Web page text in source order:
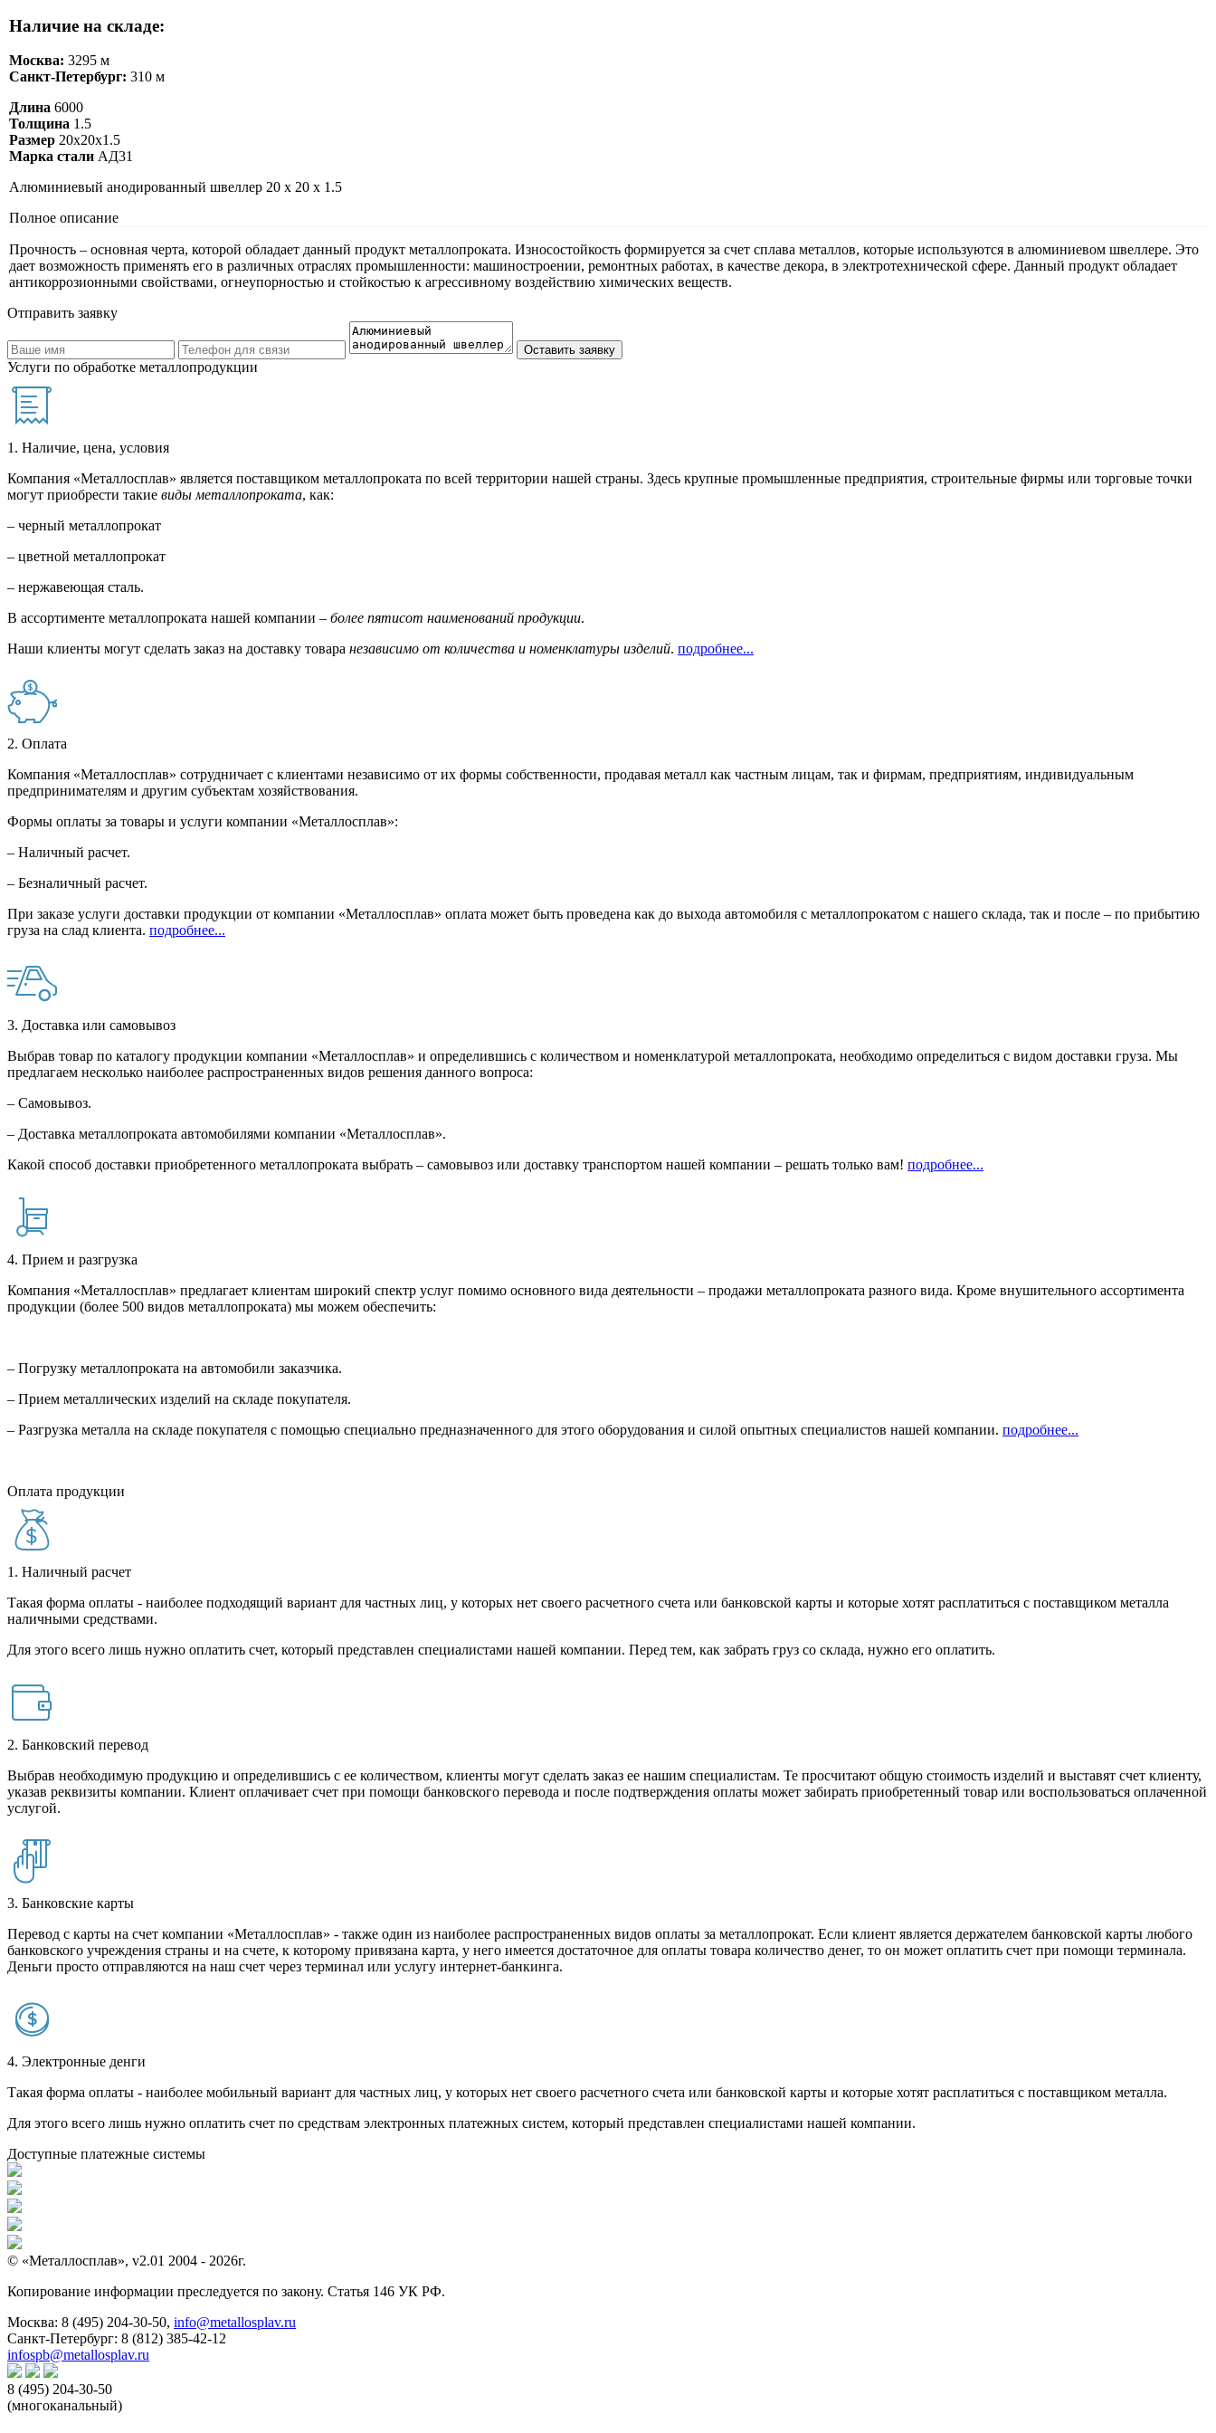
Наличие на складе:
Москва: 3295 м
Санкт-Петербург: 310 м
Длина 6000
Толщина 1.5
Размер 20х20х1.5
Марка стали АД31
Алюминиевый анодированный швеллер 20 х 20 х 1.5
Полное описание
Прочность – основная черта, которой обладает данный продукт металлопроката. Износостойкость формируется за счет сплава металлов, которые используются в алюминиевом швеллере. Это
дает возможность применять его в различных отраслях промышленности: машиностроении, ремонтных работах, в качестве декора, в электротехнической сфере. Данный продукт обладает
антикоррозионными свойствами, огнеупорностью и стойкостью к агрессивному воздействию химических веществ.
Отправить заявку
Услуги по обработке металлопродукции
1. Наличие, цена, условия
Компания «Металлосплав» является поставщиком металлопроката по всей территории нашей страны. Здесь крупные промышленные предприятия, строительные фирмы или торговые точки
могут приобрести такие виды металлопроката, как:
– черный металлопрокат
– цветной металлопрокат
– нержавеющая сталь.
В ассортименте металлопроката нашей компании – более пятисот наименований продукции.
Наши клиенты могут сделать заказ на доставку товара независимо от количества и номенклатуры изделий. подробнее...
2. Оплата
Компания «Металлосплав» сотрудничает с клиентами независимо от их формы собственности, продавая металл как частным лицам, так и фирмам, предприятиям, индивидуальным
предпринимателям и другим субъектам хозяйствования.
Формы оплаты за товары и услуги компании «Металлосплав»:
– Наличный расчет.
– Безналичный расчет.
При заказе услуги доставки продукции от компании «Металлосплав» оплата может быть проведена как до выхода автомобиля с металлопрокатом с нашего склада, так и после – по прибытию
груза на слад клиента. подробнее...
3. Доставка или самовывоз
Выбрав товар по каталогу продукции компании «Металлосплав» и определившись с количеством и номенклатурой металлопроката, необходимо определиться с видом доставки груза. Мы
предлагаем несколько наиболее распространенных видов решения данного вопроса:
– Самовывоз.
– Доставка металлопроката автомобилями компании «Металлосплав».
Какой способ доставки приобретенного металлопроката выбрать – самовывоз или доставку транспортом нашей компании – решать только вам! подробнее...
4. Прием и разгрузка
Компания «Металлосплав» предлагает клиентам широкий спектр услуг помимо основного вида деятельности – продажи металлопроката разного вида. Кроме внушительного ассортимента
продукции (более 500 видов металлопроката) мы можем обеспечить:
– Погрузку металлопроката на автомобили заказчика.
– Прием металлических изделий на складе покупателя.
– Разгрузка металла на складе покупателя с помощью специально предназначенного для этого оборудования и силой опытных специалистов нашей компании. подробнее...
Оплата продукции
1. Наличный расчет
Такая форма оплаты - наиболее подходящий вариант для частных лиц, у которых нет своего расчетного счета или банковской карты и которые хотят расплатиться с поставщиком металла
наличными средствами.
Для этого всего лишь нужно оплатить счет, который представлен специалистами нашей компании. Перед тем, как забрать груз со склада, нужно его оплатить.
2. Банковский перевод
Выбрав необходимую продукцию и определившись с ее количеством, клиенты могут сделать заказ ее нашим специалистам. Те просчитают общую стоимость изделий и выставят счет клиенту,
указав реквизиты компании. Клиент оплачивает счет при помощи банковского перевода и после подтверждения оплаты может забирать приобретенный товар или воспользоваться оплаченной
услугой.
3. Банковские карты
Перевод с карты на счет компании «Металлосплав» - также один из наиболее распространенных видов оплаты за металлопрокат. Если клиент является держателем банковской карты любого
банковского учреждения страны и на счете, к которому привязана карта, у него имеется достаточное для оплаты товара количество денег, то он может оплатить счет при помощи терминала.
Деньги просто отправляются на наш счет через терминал или услугу интернет-банкинга.
4. Электронные денги
Такая форма оплаты - наиболее мобильный вариант для частных лиц, у которых нет своего расчетного счета или банковской карты и которые хотят расплатиться с поставщиком металла.
Для этого всего лишь нужно оплатить счет по средствам электронных платежных систем, который представлен специалистами нашей компании.
Доступные платежные системы
© «Металлосплав», v2.01 2004 - 2026г.
Копирование информации преследуется по закону. Статья 146 УК РФ.
Москва: 8 (495) 204-30-50, info@metallosplav.ru
Санкт-Петербург: 8 (812) 385-42-12
infospb@metallosplav.ru
8 (495) 204-30-50
(многоканальный)